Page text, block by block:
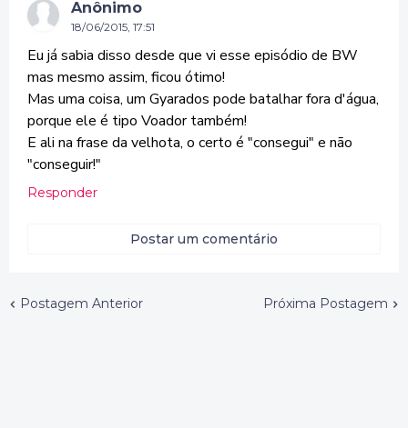
Anônimo
18/06/2015, 17:51
Eu já sabia disso desde que vi esse episódio de BW
mas mesmo assim, ficou ótimo!
Mas uma coisa, um Gyarados pode batalhar fora d'água,
porque ele é tipo Voador também!
E ali na frase da velhota, o certo é "consegui" e não
"conseguir!"
Responder
Postar um comentário
Postagem Anterior Próxima Postagem